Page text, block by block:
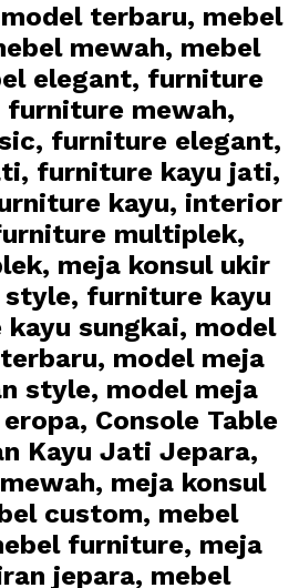
terbaru, mebel
mewah, mebel
elegant, furniture
furniture mewah,
furniture elegant,
furniture kayu jati,
kayu, interior
multiplek,
meja konsul ukir
furniture kayu
sungkai, model
model meja
style, model meja
Console Table
Kayu Jati Jepara,
meja konsul
custom, mebel
furniture, meja
jepara, mebel